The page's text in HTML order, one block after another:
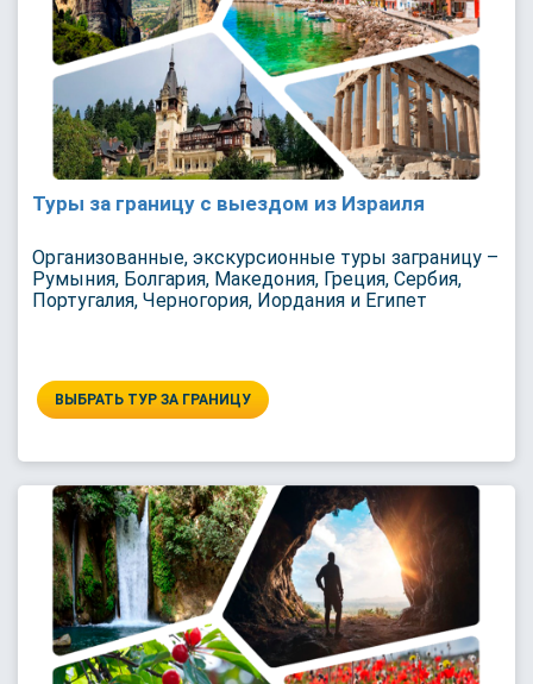
Туры за границу с выездом из Израиля
Организованные, экскурсионные туры заграницу –
Румыния, Болгария, Македония, Греция, Сербия,
Португалия, Черногория, Иордания и Египет
ВЫБРАТЬ ТУР ЗА ГРАНИЦУ